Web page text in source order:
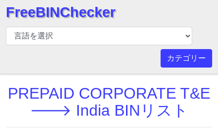
BIN
チ
ー
索
FreeBINChecker
カテゴリー
PREPAID CORPORATE T&E
🡒 India BINリスト